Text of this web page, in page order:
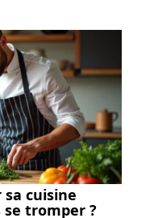
cuisine
tromper ?